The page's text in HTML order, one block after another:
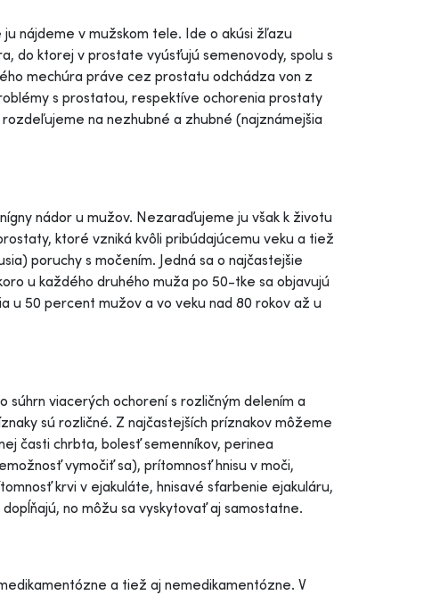
nájdeme v mužskom tele. Ide o akúsi žľazu
do ktorej v prostate vyúsťujú semenovody, spolu s
mechúra práve cez prostatu odchádza von z
s prostatou, respektíve ochorenia prostaty
na nezhubné a zhubné (najznámejšia
nádor u mužov. Nezaraďujeme ju však k životu
ktoré vzniká kvôli pribúdajúcemu veku a tiež
poruchy s močením. Jedná sa o najčastejšie
u každého druhého muža po 50-tke sa objavujú
u 50 percent mužov a vo veku nad 80 rokov až u
súhrn viacerých ochorení s rozličným delením a
sú rozličné. Z najčastejších príznakov môžeme
časti chrbta, bolesť semenníkov, perinea
vymočiť sa), prítomnosť hnisu v moči,
krvi v ejakuláte, hnisavé sfarbenie ejakuláru,
no môžu sa vyskytovať aj samostatne.
a tiež aj nemedikamentózne. V